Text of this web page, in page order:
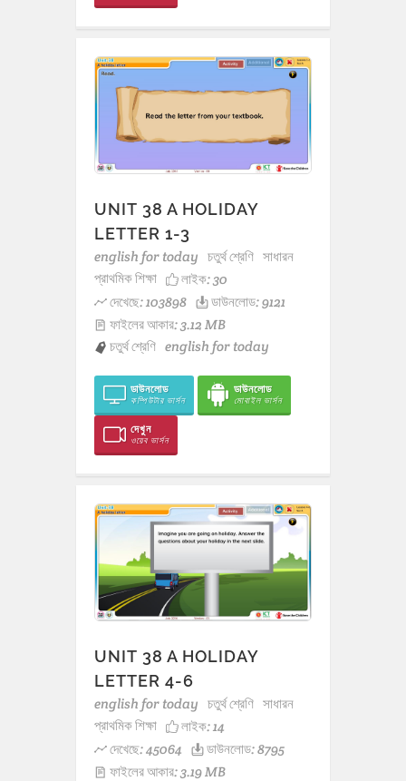
UNIT 38 A HOLIDAY
LETTER 1-3
english for today চতুর্থ শ্রেণি সাধারন
প্রাথমিক শিক্ষা
লাইক:30
দেখেছে: 103898
ডাউনলোড: 9121
ফাইলের আকার: 3.12 MB
চতুর্থ শ্রেণি english for today
ডাউনলোড
কম্পিউটার ভার্সন
ডাউনলোড
মোবাইল ভার্সন
দেখুন
ওয়েব ভার্সন
UNIT 38 A HOLIDAY
LETTER 4-6
english for today চতুর্থ শ্রেণি সাধারন
প্রাথমিক শিক্ষা
লাইক:14
দেখেছে: 45064
ডাউনলোড: 8795
ফাইলের আকার: 3.19 MB